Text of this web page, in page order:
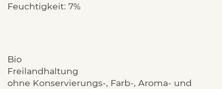
Feuchtigkeit: 7%
Bio
Freilandhaltung
ohne Konservierungs-, Farb-, Aroma- und